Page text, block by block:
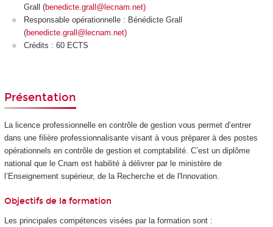
Grall (benedicte.grall@lecnam.net)
Responsable opérationnelle : Bénédicte Grall
(benedicte.grall@lecnam.net)
Crédits : 60 ECTS
Présentation
La licence professionnelle en contrôle de gestion vous permet d’entrer
dans une filière professionnalisante visant à vous préparer à des postes
opérationnels en contrôle de gestion et comptabilité. C’est un diplôme
national que le Cnam est habilité à délivrer par le ministère de
l’Enseignement supérieur, de la Recherche et de l'Innovation.
Objectifs de la formation
Les principales compétences visées par la formation sont :